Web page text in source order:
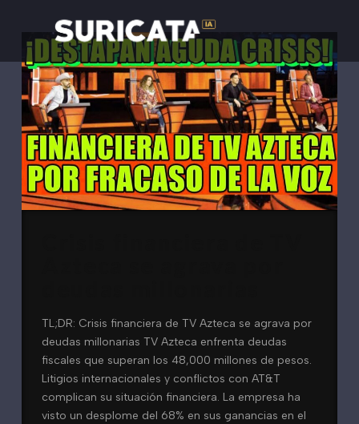
TL;DR: Crisis financiera de TV Azteca se agrava por
deudas millonarias TV Azteca enfrenta deudas
fiscales que superan los 48,000 millones de pesos.
Litigios internacionales y conflictos con AT&T
complican su situación financiera. La empresa ha
visto un desplome del 68% en sus ganancias en el